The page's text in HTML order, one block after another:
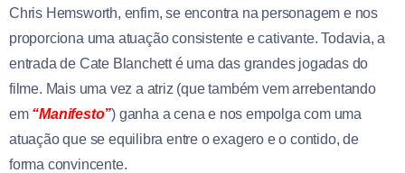
Chris Hemsworth, enfim, se encontra na personagem e nos
proporciona uma atuação consistente e cativante. Todavia, a
entrada de Cate Blanchett é uma das grandes jogadas do
filme. Mais uma vez a atriz (que também vem arrebentando
em “Manifesto”) ganha a cena e nos empolga com uma
atuação que se equilibra entre o exagero e o contido, de
forma convincente.